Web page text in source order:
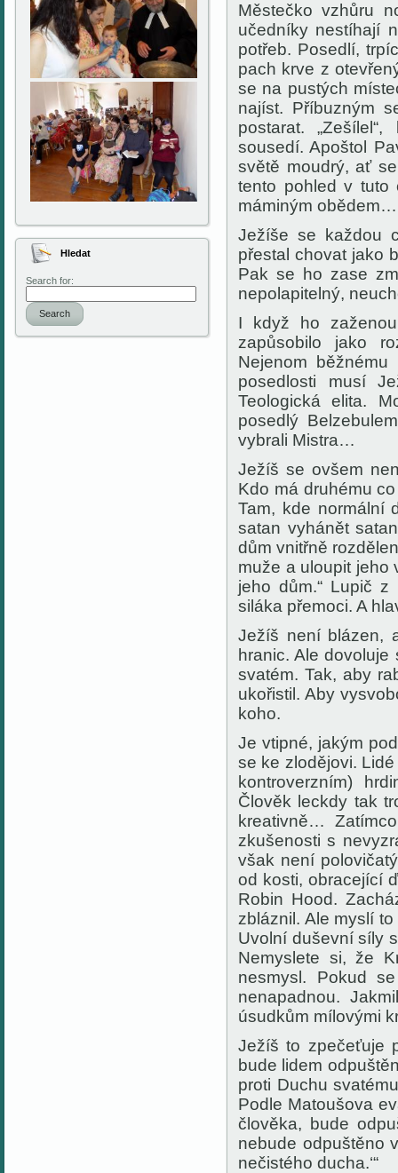
Hledat
Search for:
Search
Městečko vzhůru
učedníky nestíhají
potřeb. Posedlí,
pach krve z
se na pustých
najíst. Příbuzným
postarat.
sousedí. Apoštol
světě moudrý, ať
tento pohled v tuto
máminým
Ježíše se každou
přestal chovat jako
Pak se ho zase
nepolapitelný,
I když ho
zapůsobilo jako
Nejenom
posedlosti musí
Teologická elita.
posedlý
vybrali Mistra…
Ježíš se ovšem
Kdo má druhému
Tam, kde normální
satan vyhánět
dům vnitřně
muže a uloupit jeho
jeho dům.“ Lupič z
siláka přemoci. A
Ježíš není blázen,
hranic. Ale
svatém. Tak, aby
ukořistil. Aby
koho.
Je vtipné, jakým
se ke zlodějovi.
kontroverzním)
Člověk leckdy tak
kreativně…
zkušenosti s
však není
od kosti, obracející
Robin Hood.
zbláznil. Ale myslí
Uvolní duševní síly
Nemyslete si, že
nesmysl. Pokud
nenapadnou.
úsudkům mílovými
Ježíš to zpečeťuje
bude lidem
proti Duchu
Podle Matoušova
člověka, bude
nebude odpuštěno
nečistého ducha.‘“